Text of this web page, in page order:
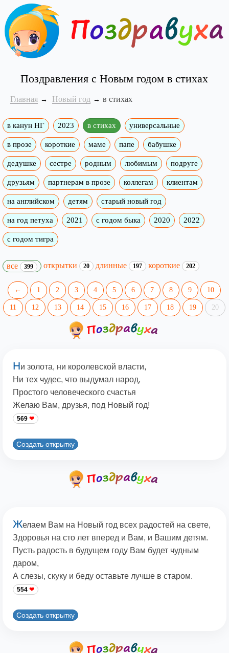
Поздравления с Новым годом в стихах
Главная Новый год в стихах
в канун НГ 2023 в стихах универсальные
в прозе короткие маме папе бабушке
дедушке сестре родным любимым подруге
друзьям партнерам в прозе коллегам клиентам
на английском детям старый новый год
на год петуха 2021 с годом быка 2020 2022
с годом тигра
все 399 открытки 20 длинные 197 короткие 202
← 1 2 3 4 5 6 7 8 9 10
11 12 13 14 15 16 17 18 19 20
Ни золота, ни королевской власти,
Ни тех чудес, что выдумал народ,
Простого человеческого счастья
Желаю Вам, друзья, под Новый год!
569
Создать открытку
Желаем Вам на Новый год всех радостей на свете,
Здоровья на сто лет вперед и Вам, и Вашим детям.
Пусть радость в будущем году Вам будет чудным
даром,
А слезы, скуку и беду оставьте лучше в старом.
554
Создать открытку